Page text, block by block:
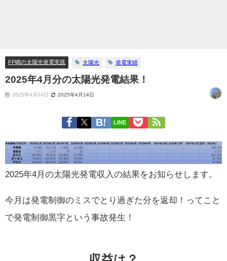
FP嶋の太陽光発電実践 太陽光 発電実績
2025年4月分の太陽光発電結果！
2025年4月14日 2025年4月14日
LINE
2025年4月の太陽光発電収入の結果をお知らせします。
今月は発電制御のミスでとり過ぎた分を返却！ってこと
で発電制御黒字という事故発生！